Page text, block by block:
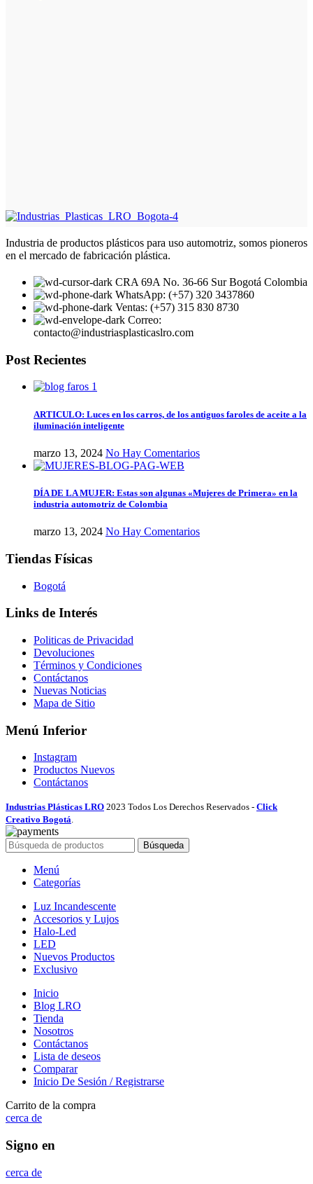
Industria de productos plásticos para uso automotriz, somos pioneros
en el mercado de fabricación plástica.
CRA 69A No. 36-66 Sur Bogotá Colombia
WhatsApp: (+57) 320 3437860
Ventas: (+57) 315 830 8730
Correo:
contacto@industriasplasticaslro.com
Post Recientes
ARTICULO: Luces en los carros, de los antiguos faroles de aceite a la
iluminación inteligente
marzo 13, 2024 No Hay Comentarios
DÍA DE LA MUJER: Estas son algunas «Mujeres de Primera» en la
industria automotriz de Colombia
marzo 13, 2024 No Hay Comentarios
Tiendas Físicas
Bogotá
Links de Interés
Politicas de Privacidad
Devoluciones
Términos y Condiciones
Contáctanos
Nuevas Noticias
Mapa de Sitio
Menú Inferior
Instagram
Productos Nuevos
Contáctanos
Industrias Plásticas LRO 2023 Todos Los Derechos Reservados - Click
Creativo Bogotá.
Búsqueda
Menú
Categorías
Luz Incandescente
Accesorios y Lujos
Halo-Led
LED
Nuevos Productos
Exclusivo
Inicio
Blog LRO
Tienda
Nosotros
Contáctanos
Lista de deseos
Comparar
Inicio De Sesión / Registrarse
Carrito de la compra
cerca de
Signo en
cerca de